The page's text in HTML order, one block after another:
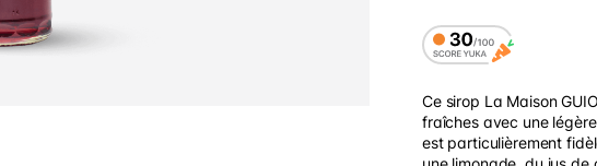
Ce sirop La Maison
fraîches avec une
est particulièrement